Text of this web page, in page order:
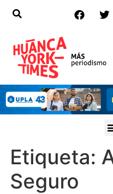
Etiqueta:
Seguro